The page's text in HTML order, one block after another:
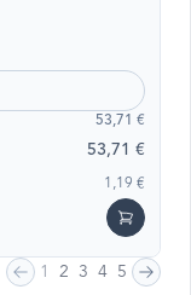
53,71 €
53,71 €
1,19 €
1 2 3 4 5